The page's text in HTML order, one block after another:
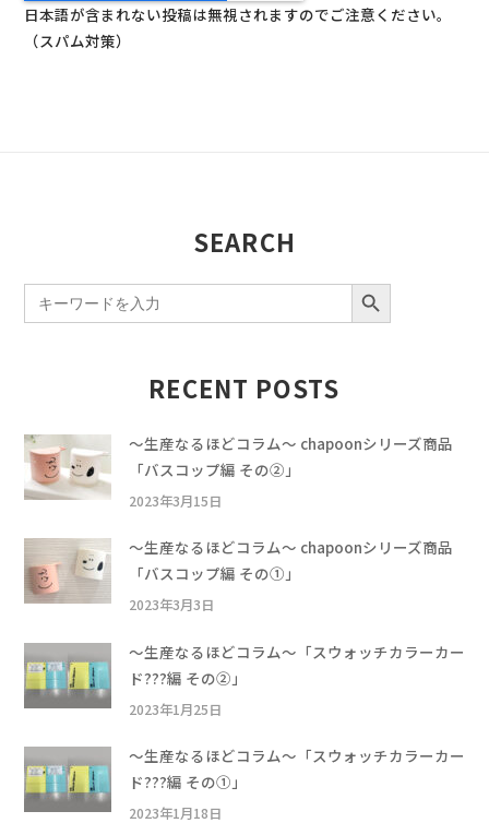
日本語が含まれない投稿は無視されますのでご注意ください。
（スパム対策）
SEARCH
Search
for:
SEARCH BUTTON
RECENT POSTS
〜生産なるほどコラム〜 chapoonシリーズ商品
「バスコップ編 その②」
2023年3月15日
〜生産なるほどコラム〜 chapoonシリーズ商品
「バスコップ編 その①」
2023年3月3日
〜生産なるほどコラム〜「スウォッチカラーカー
ド???編 その②」
2023年1月25日
〜生産なるほどコラム〜「スウォッチカラーカー
ド???編 その①」
2023年1月18日